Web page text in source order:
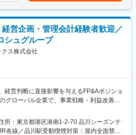
必須条件と併せて下記に該当する方を歓迎
ロジェクトマネジメント経験
プライヤーとの業務経験（英語または中国
プロセスの取り扱い経験
り取りやプロジェクト推進経験
の知識
経営企画・管理会計経験者歓迎／
シュグループ
ス株式会社
経営判断に直接影響を与えるFP&Aポジショ
グローバル企業で、事業戦略・利益改善を
支えるBusiness Financeポジション
所：東京都港区港南1-2-70 品川シーズンテ
各線／品川駅受動喫煙対策：屋内全面禁煙